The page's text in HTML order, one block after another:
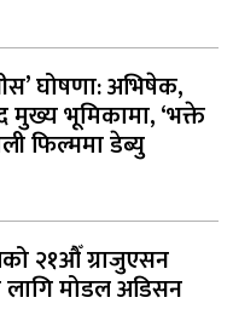
घोषणा: अभिषेक,
मुख्य भूमिकामा, ‘भक्ते
फिल्ममा डेब्यु
२१औँ ग्राजुएसन
मोडल अडिसन